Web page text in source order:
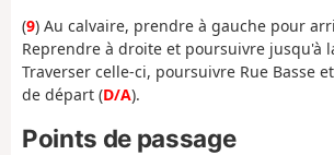
(9) Au calvaire, prendre à gauche pour
Reprendre à droite et poursuivre jusqu'à
Traverser celle-ci, poursuivre Rue Basse
de départ (D/A).
Points de passage